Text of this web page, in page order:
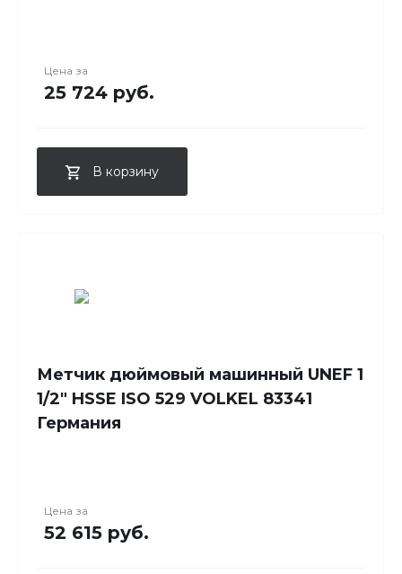
Цена за
25 724 руб.
В корзину
Метчик дюймовый машинный UNEF 1
1/2" HSSE ISO 529 VOLKEL 83341
Германия
Цена за
52 615 руб.